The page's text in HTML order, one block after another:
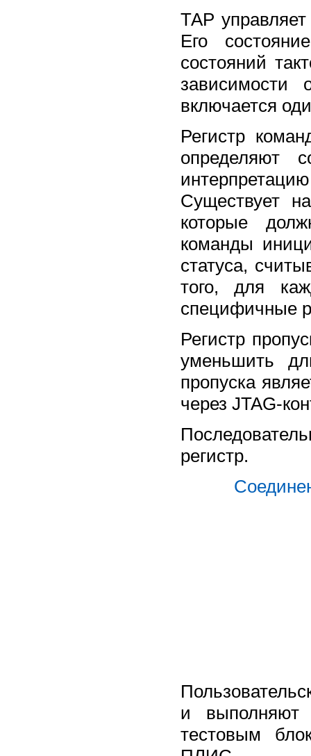
ТАР
Его
состояний
зависимости
включается
Регистр
определяют
Существует
которые
команды
статуса,
того, для
специфичные
Регистр
уменьшить
пропуска
через JTAG-
регистр.
и выполняют
тестовым